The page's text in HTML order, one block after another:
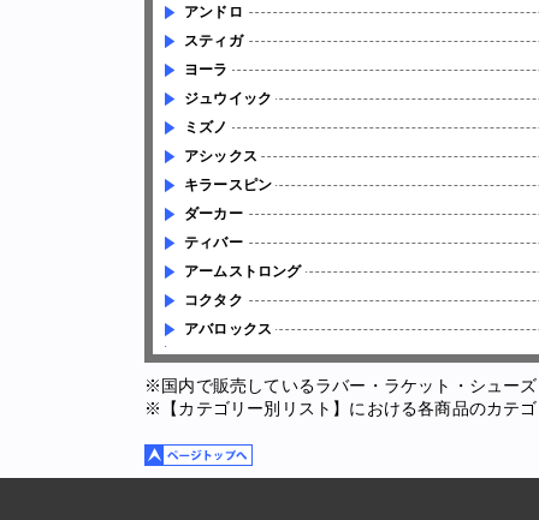
アンドロ
スティガ
ヨーラ
ジュウイック
ミズノ
アシックス
キラースピン
ダーカー
ティバー
アームストロング
コクタク
アバロックス
※国内で販売しているラバー・ラケット・シュー
※【カテゴリー別リスト】における各商品のカテ